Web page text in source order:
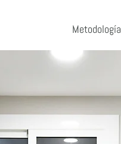
Metodología